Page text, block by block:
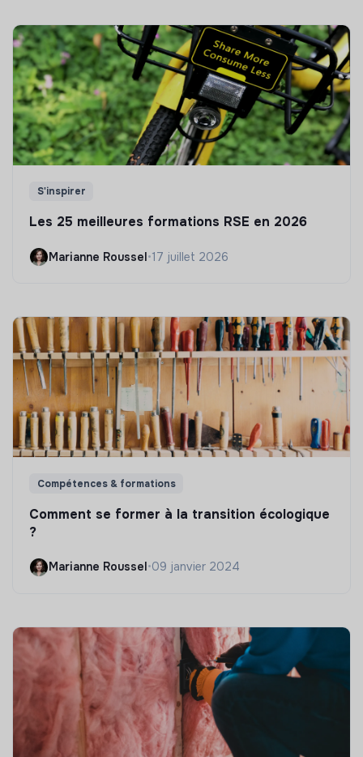
S'inspirer
Les 25 meilleures formations RSE en 2026
Marianne Roussel•17 juillet 2026
Compétences & formations
Comment se former à la transition écologique
?
Marianne Roussel •09 janvier 2024